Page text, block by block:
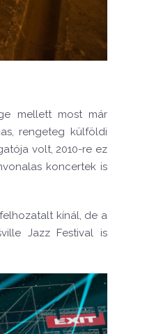
mellett most már
rengeteg külföldi
volt, 2010-re ez
koncertek is
kínál, de a
Jazz Festival is